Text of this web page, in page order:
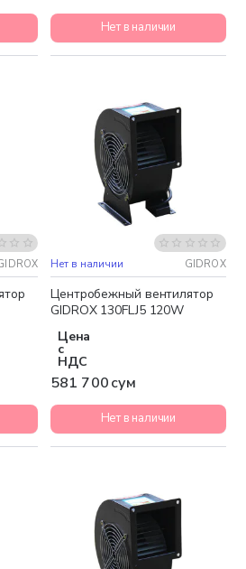
Нет в наличии
Нет в наличии GIDROX
Центробежный вентилятор
GIDROX 130FLJ5 120W
Цена
с
НДС
581 700 сум
Нет в наличии